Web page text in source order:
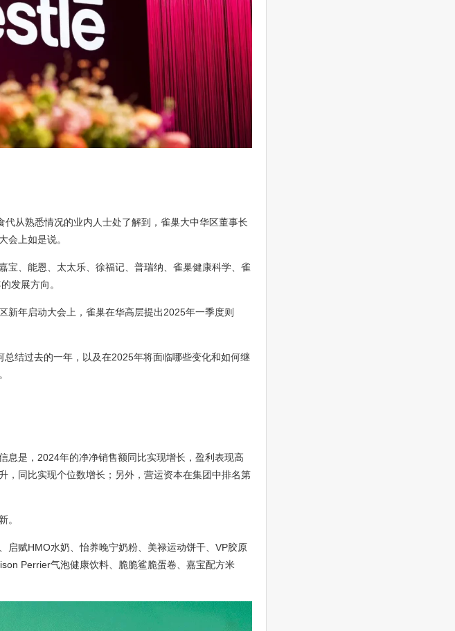
从熟悉情况的业内人士处了解到，雀巢大中华区董事长
会上如是说。
宝、能恩、太太乐、徐福记、普瑞纳、雀巢健康科学、雀
发展方向。
新年启动大会上，雀巢在华高层提出2025年一季度则
结过去的一年，以及在2025年将面临哪些变化和如何继
息是，2024年的净净销售额同比实现增长，盈利表现高
，同比实现个位数增长；另外，营运资本在集团中排名第
。
启赋HMO水奶、怡养晚宁奶粉、美禄运动饼干、VP胶原
Perrier气泡健康饮料、脆脆鲨脆蛋卷、嘉宝配方米